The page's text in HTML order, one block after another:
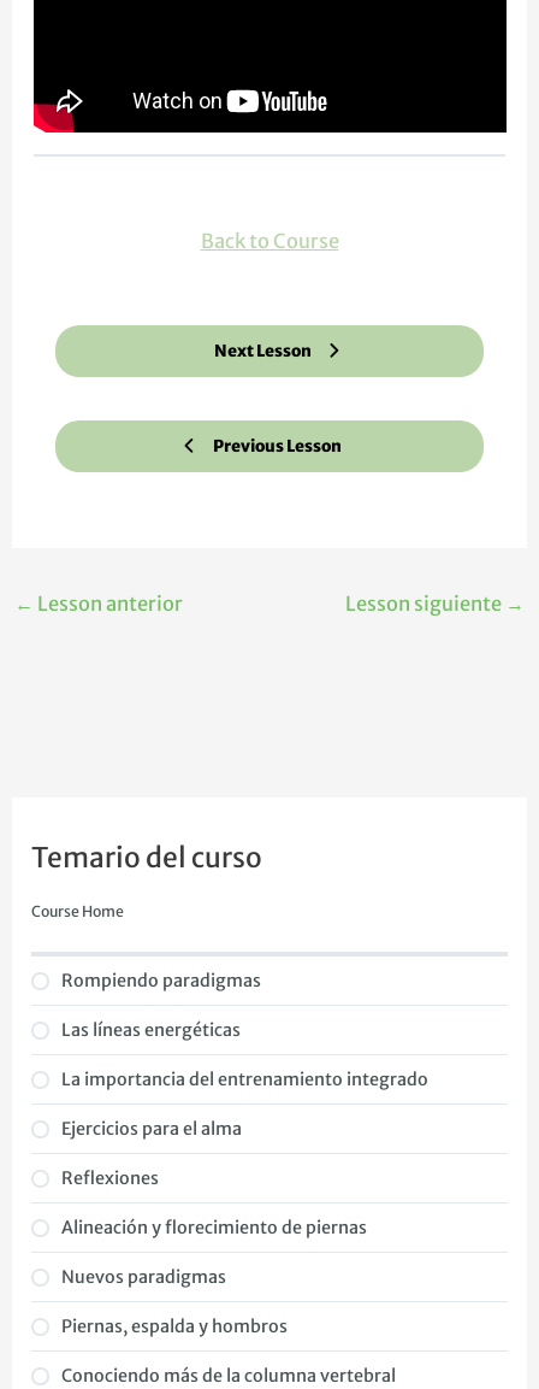
Previous Lesson
Back to Course
Next Lesson
← Lesson anterior Lesson siguiente →
Temario del curso
Course Home
Rompiendo paradigmas
Las líneas energéticas
La importancia del entrenamiento integrado
Ejercicios para el alma
Reflexiones
Alineación y florecimiento de piernas
Nuevos paradigmas
Piernas, espalda y hombros
Conociendo más de la columna vertebral